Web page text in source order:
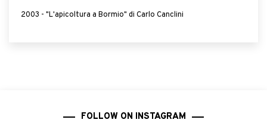
2003 - "L'apicoltura a Bormio" di Carlo Canclini
FOLLOW ON INSTAGRAM